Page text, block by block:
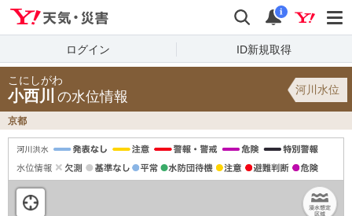
検索 通知
i
ログイン ID新規取得
こにしがわ
小西川 の水位情報 河川水位
京都